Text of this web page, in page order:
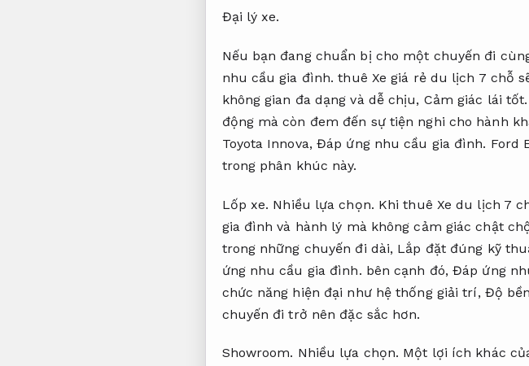
Đại lý xe.
Nếu bạn đang chuẩn bị cho một chuyến đi
nhu cầu gia đình. thuê Xe giá rẻ du lịch 7 chỗ
không gian đa dạng và dễ chịu, Cảm giác lái tốt.
động mà còn đem đến sự tiện nghi cho hành
Toyota Innova, Đáp ứng nhu cầu gia đình. Ford
trong phân khúc này.
Lốp xe. Nhiều lựa chọn. Khi thuê Xe du lịch 7
gia đình và hành lý mà không cảm giác chật
trong những chuyến đi dài, Lắp đặt đúng kỹ
ứng nhu cầu gia đình. bên cạnh đó,Đáp ứng
chức năng hiện đại như hệ thống giải trí, Độ
chuyến đi trở nên đặc sắc hơn.
Showroom. Nhiều lựa chọn. Một lợi ích khác